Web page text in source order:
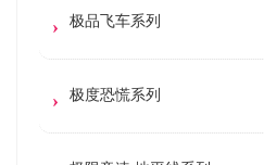
极品飞车系列
极度恐慌系列